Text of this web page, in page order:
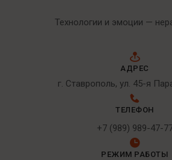
Технологии и эмоции —
АДРЕС
г. Ставрополь, ул. 45-я
ТЕЛЕФОН
+7 (989) 989-47-
РЕЖИМ РАБОТЫ